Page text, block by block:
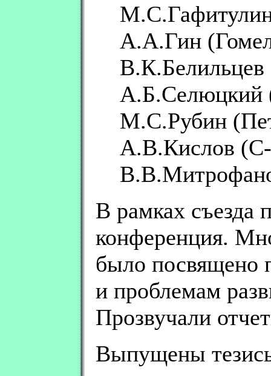
А.А.Гин
А.Б.Селюцкий
М.С.Рубин
А.В.Кислов
В рамках съезда
конференция.
было посвящено
и проблемам
Прозвучали
Выпущены